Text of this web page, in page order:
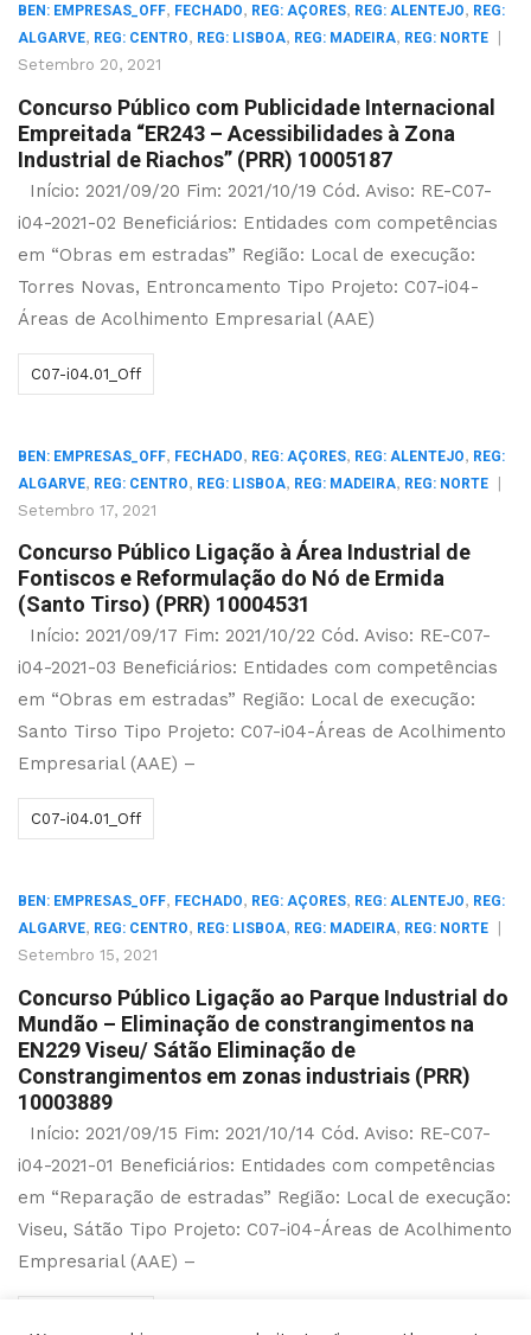
BEN: EMPRESAS_OFF, FECHADO, REG: AÇORES, REG: ALENTEJO, REG:
ALGARVE, REG: CENTRO, REG: LISBOA, REG: MADEIRA, REG: NORTE
Setembro 20, 2021
Concurso Público com Publicidade Internacional
Empreitada “ER243 – Acessibilidades à Zona
Industrial de Riachos” (PRR) 10005187
Início: 2021/09/20 Fim: 2021/10/19 Cód. Aviso: RE-C07-
i04-2021-02 Beneficiários: Entidades com competências
em “Obras em estradas” Região: Local de execução:
Torres Novas, Entroncamento Tipo Projeto: C07-i04-
Áreas de Acolhimento Empresarial (AAE)
C07-i04.01_Off
BEN: EMPRESAS_OFF, FECHADO, REG: AÇORES, REG: ALENTEJO, REG:
ALGARVE, REG: CENTRO, REG: LISBOA, REG: MADEIRA, REG: NORTE
Setembro 17, 2021
Concurso Público Ligação à Área Industrial de
Fontiscos e Reformulação do Nó de Ermida
(Santo Tirso) (PRR) 10004531
Início: 2021/09/17 Fim: 2021/10/22 Cód. Aviso: RE-C07-
i04-2021-03 Beneficiários: Entidades com competências
em “Obras em estradas” Região: Local de execução:
Santo Tirso Tipo Projeto: C07-i04-Áreas de Acolhimento
Empresarial (AAE) –
C07-i04.01_Off
BEN: EMPRESAS_OFF, FECHADO, REG: AÇORES, REG: ALENTEJO, REG:
ALGARVE, REG: CENTRO, REG: LISBOA, REG: MADEIRA, REG: NORTE
Setembro 15, 2021
Concurso Público Ligação ao Parque Industrial do
Mundão – Eliminação de constrangimentos na
EN229 Viseu/ Sátão Eliminação de
Constrangimentos em zonas industriais (PRR)
10003889
Início: 2021/09/15 Fim: 2021/10/14 Cód. Aviso: RE-C07-
i04-2021-01 Beneficiários: Entidades com competências
em “Reparação de estradas” Região: Local de execução:
Viseu, Sátão Tipo Projeto: C07-i04-Áreas de Acolhimento
Empresarial (AAE) –